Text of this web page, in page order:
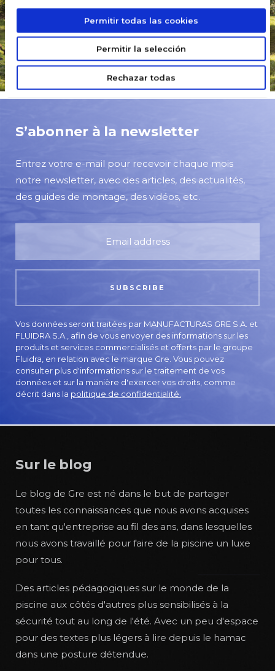
Permitir todas las cookies
Permitir la selección
Rechazar todas
READ MORE
S’abonner à la newsletter
Entrez votre e-mail pour recevoir chaque mois
notre newsletter, avec des articles, des actualités,
des guides de montage, des vidéos, etc.
Vos données seront traitées par MANUFACTURAS GRE S.A. et
FLUIDRA S.A., afin de vous envoyer des informations sur les
produits et services commercialisés et offerts par le groupe
Fluidra, en relation avec le marque Gre. Vous pouvez
consulter plus d'informations sur le traitement de vos
données et sur la manière d'exercer vos droits, comme
décrit dans la politique de confidentialité.
Sur le blog
Le blog de Gre est né dans le but de partager
toutes les connaissances que nous avons acquises
en tant qu'entreprise au fil des ans, dans lesquelles
nous avons travaillé pour faire de la piscine un luxe
pour tous.
Des articles pédagogiques sur le monde de la
piscine aux côtés d'autres plus sensibilisés à la
sécurité tout au long de l'été. Avec un peu d'espace
pour des textes plus légers à lire depuis le hamac
dans une posture détendue.